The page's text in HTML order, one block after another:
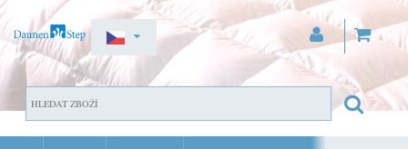
PŘIHLÁSIT SE
DOMŮ LUXUSNÍ PÉŘOVÉ PŘEHOZY
LUXUSNÍ PŘEHOZ